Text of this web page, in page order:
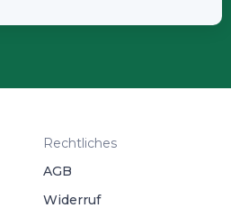
Rechtliches
AGB
Widerruf